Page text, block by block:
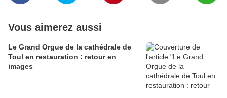
Vous aimerez aussi
Le Grand Orgue de la cathédrale de
Toul en restauration : retour en
images